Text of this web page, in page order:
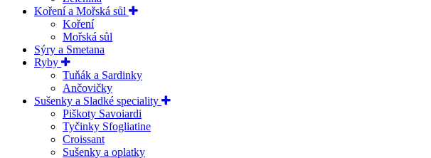
Koření a Mořská sůl
Koření
Mořská sůl
Sýry a Smetana
Ryby
Tuňák a Sardinky
Ančovičky
Sušenky a Sladké speciality
Piškoty Savoiardi
Tyčinky Sfogliatine
Croissant
Sušenky a oplatky